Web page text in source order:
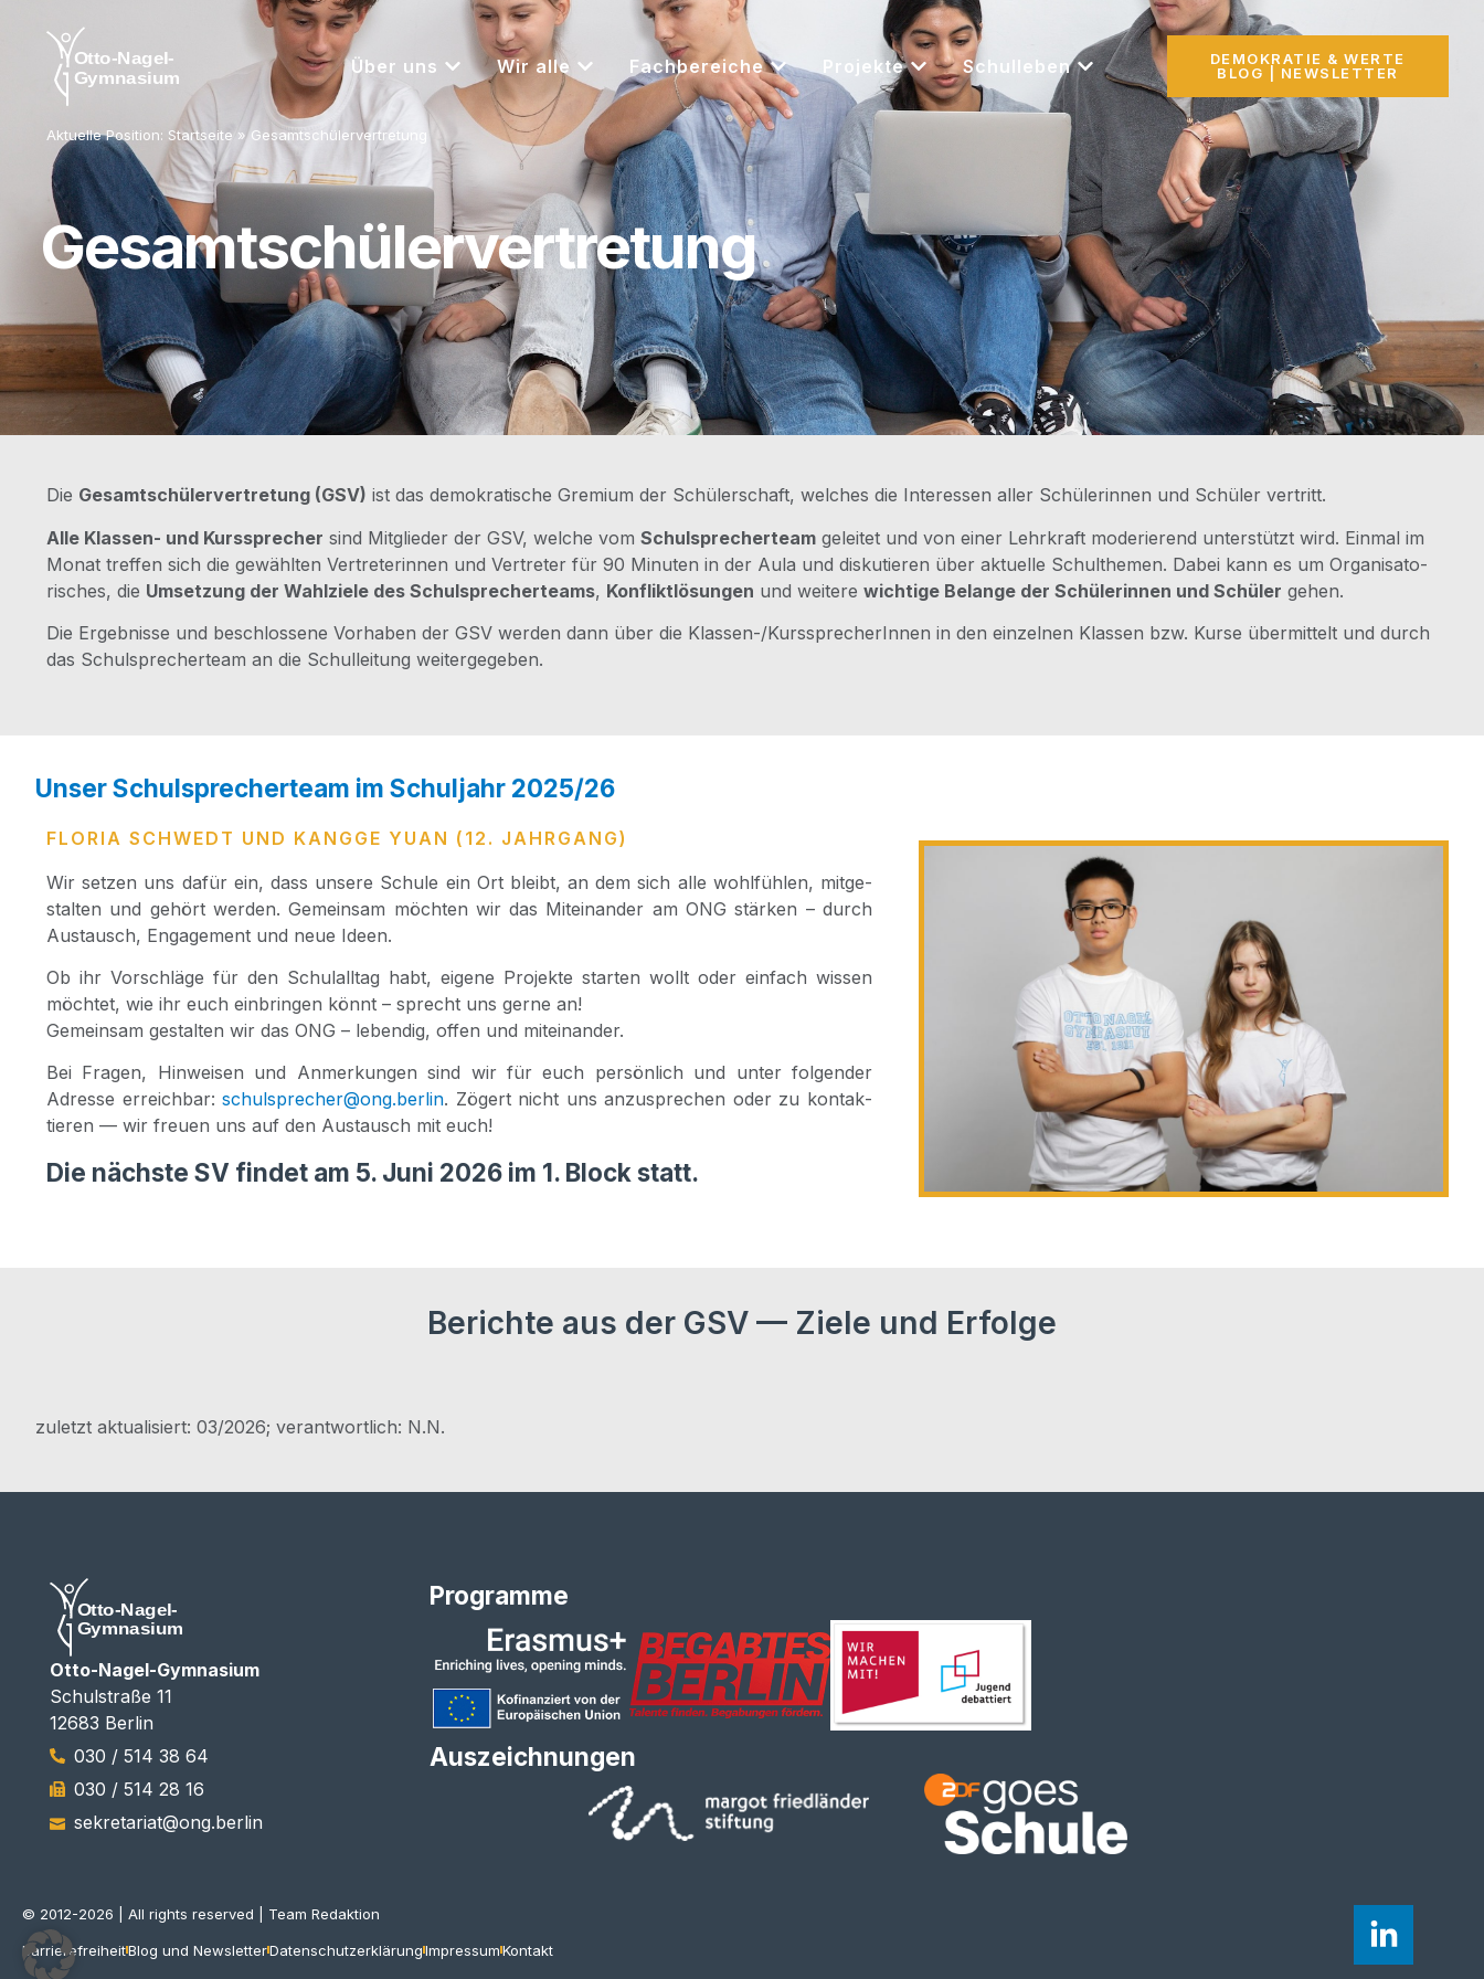
Über uns Wir alle Fachbereiche Projekte Schulleben
DEMOKRATIE & WERTE
BLOG | NEWSLETTER
Aktuelle Position: Startseite »Gesamtschülervertretung
Gesamtschülervertretung
Die Gesamt­schü­ler­ver­tre­tung (GSV) ist das demo­kra­ti­sche Gre­mi­um der Schü­ler­schaft, wel­ches die Inter­es­sen aller Schü­le­rin­nen und Schü­ler vertritt.
Alle Klas­sen- und Kurs­spre­cher sind Mit­glie­der der GSV, wel­che vom Schul­spre­cher­team gelei­tet und von einer Lehr­kraft mode­rie­rend unter­stützt wird. Ein­mal im
Monat tref­fen sich die gewähl­ten Ver­tre­te­rin­nen und Ver­tre­ter für 90 Minu­ten in der Aula und dis­ku­tie­ren über aktu­el­le Schul­the­men. Dabei kann es um Orga­ni­sa­to­
ri­sches, die Umset­zung der Wahl­zie­le des Schul­spre­cher­teams, Kon­flikt­lö­sun­gen und wei­te­re wich­ti­ge Belan­ge der Schü­le­rin­nen und Schü­ler gehen.
Die Ergeb­nis­se und beschlos­se­ne Vor­ha­ben der GSV wer­den dann über die Klas­sen-/Kurs­spre­che­rIn­nen in den ein­zel­nen Klas­sen bzw. Kur­se über­mit­telt und durch
das Schul­spre­cher­team an die Schul­lei­tung weitergegeben.
Unser Schulsprecherteam im Schuljahr 2025/​26
FLORIA SCHWEDT UND KANGGE YUAN (12. JAHRGANG)
Wir set­zen uns dafür ein, dass unse­re Schu­le ein Ort bleibt, an dem sich alle wohl­füh­len, mit­ge­
stal­ten und gehört wer­den. Gemein­sam möch­ten wir das Mit­ein­an­der am ONG stär­ken – durch
Aus­tausch, Enga­ge­ment und neue Ideen.
Ob ihr Vor­schlä­ge für den Schul­all­tag habt, eige­ne Pro­jek­te star­ten wollt oder ein­fach wis­sen
möch­tet, wie ihr euch ein­brin­gen könnt – sprecht uns ger­ne an!
Gemein­sam gestal­ten wir das ONG – leben­dig, offen und miteinander.
Bei Fra­gen, Hin­wei­sen und Anmer­kun­gen sind wir für euch per­sön­lich und unter fol­gen­der
Adres­se erreich­bar:schulsprecher@ong.berlin. Zögert nicht uns anzu­spre­chen oder zu kon­tak­
tie­ren — wir freu­en uns auf den Aus­tausch mit euch!
Die nächste SV findet am 5. Juni 2026 im 1. Block statt.
Berichte aus der GSV — Ziele und Erfolge
zuletzt aktua­li­siert: 03/​2026; ver­ant­wort­lich: N.N.
Otto-Nagel-Gymnasium
Schulstraße 11
12683 Berlin
030 / 514 38 64
030 / 514 28 16
sekretariat@ong.berlin
Programme
Auszeichnungen
© 2012-2026 | All rights reserved | Team Redaktion
BarrierefreiheitBlog und NewsletterDatenschutzerklärungImpressumKontakt